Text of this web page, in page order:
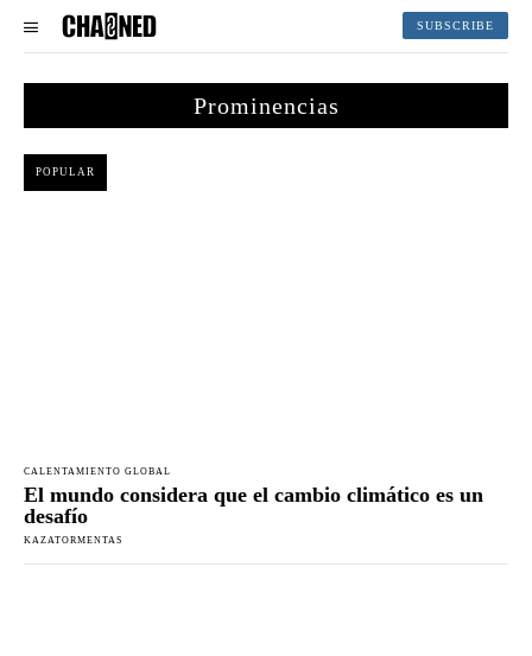
SUBSCRIBE
Prominencias
POPULAR
CALENTAMIENTO GLOBAL
El mundo considera que el cambio climático es un
desafío
KAZATORMENTAS